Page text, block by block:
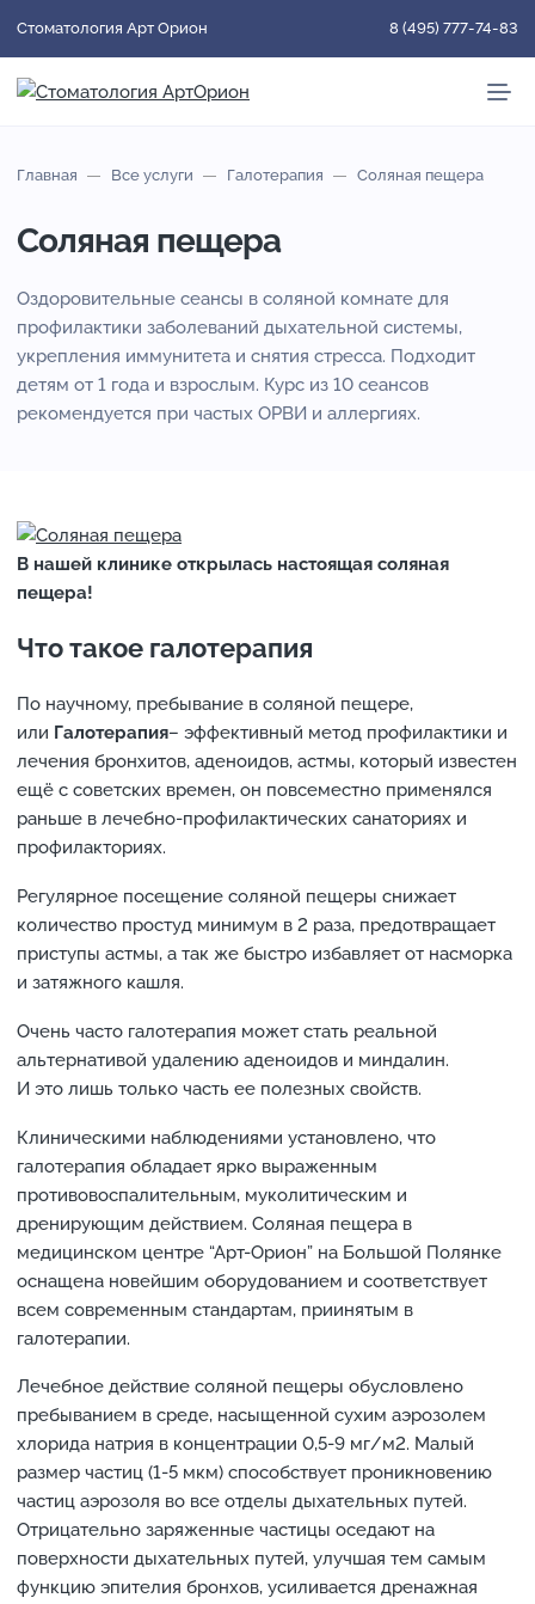
Стоматология Арт Орион 8 (495) 777-74-83
Главная Все услуги Галотерапия Соляная пещера
Соляная пещера
Оздоровительные сеансы в соляной комнате для
профилактики заболеваний дыхательной системы,
укрепления иммунитета и снятия стресса. Подходит
детям от 1 года и взрослым. Курс из 10 сеансов
рекомендуется при частых ОРВИ и аллергиях.
В нашей клинике открылась настоящая соляная
пещера!
Что такое галотерапия
По научному, пребывание в соляной пещере,
или Галотерапия– эффективный метод профилактики и
лечения бронхитов, аденоидов, астмы, который известен
ещё с советских времен, он повсеместно применялся
раньше в лечебно-профилактических санаториях и
профилакториях.
Регулярное посещение соляной пещеры снижает
количество простуд минимум в 2 раза, предотвращает
приступы астмы, а так же быстро избавляет от насморка
и затяжного кашля.
Очень часто галотерапия может стать реальной
альтернативой удалению аденоидов и миндалин.
И это лишь только часть ее полезных свойств.
Клиническими наблюдениями установлено, что
галотерапия обладает ярко выраженным
противовоспалительным, муколитическим и
дренирующим действием. Соляная пещера в
медицинском центре “Арт-Орион” на Большой Полянке
оснащена новейшим оборудованием и соответствует
всем современным стандартам, приинятым в
галотерапии.
Лечебное действие соляной пещеры обусловлено
пребыванием в среде, насыщенной сухим аэрозолем
хлорида натрия в концентрации 0,5-9 мг/м2. Малый
размер частиц (1-5 мкм) способствует проникновению
частиц аэрозоля во все отделы дыхательных путей.
Отрицательно заряженные частицы оседают на
поверхности дыхательных путей, улучшая тем самым
функцию эпителия бронхов, усиливается дренажная